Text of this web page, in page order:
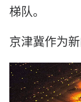
梯队。
京津冀作为